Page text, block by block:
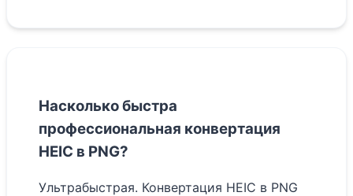
Насколько быстра
профессиональная конвертация
HEIC в PNG?
Ультрабыстрая. Конвертация HEIC в PNG